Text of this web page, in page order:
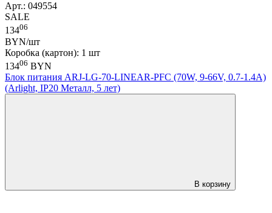
Арт.: 049554
SALE
13406
BYN/шт
Коробка (картон): 1 шт
13406 BYN
Блок питания ARJ-LG-70-LINEAR-PFC (70W, 9-66V, 0.7-1.4A)
(Arlight, IP20 Металл, 5 лет)
В корзину